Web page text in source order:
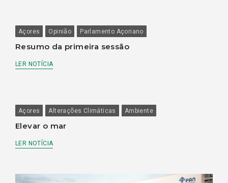
Açores Opinião Parlamento Açoriano
Resumo da primeira sessão
LER NOTÍCIA
Açores Alterações Climáticas Ambiente
Elevar o mar
LER NOTÍCIA